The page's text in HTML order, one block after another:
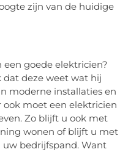
zijn van de huidige
goede elektricien?
deze weet wat hij
moderne installaties en
moet een elektricien
Zo blijft u ook met
wonen of blijft u met
bedrijfspand. Want